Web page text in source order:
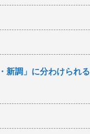
新調」に分わけられる